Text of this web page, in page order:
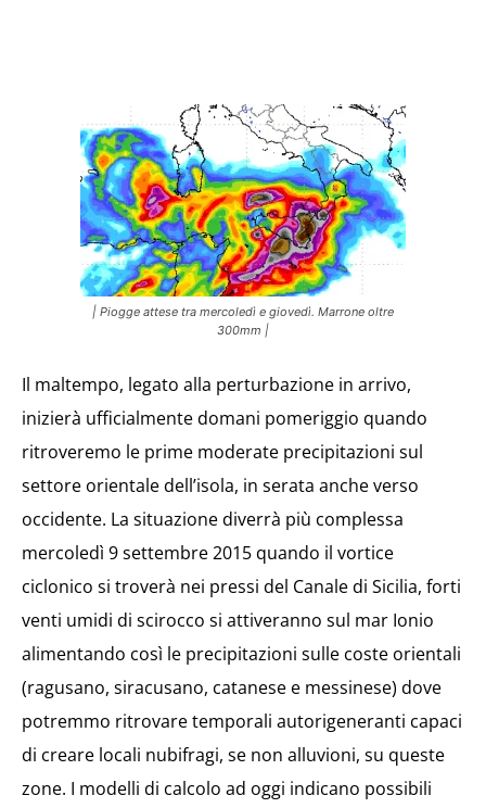
| Piogge attese tra mercoledì e giovedì. Marrone oltre
300mm |
Il maltempo, legato alla perturbazione in arrivo,
inizierà ufficialmente domani pomeriggio quando
ritroveremo le prime moderate precipitazioni sul
settore orientale dell’isola, in serata anche verso
occidente. La situazione diverrà più complessa
mercoledì 9 settembre 2015 quando il vortice
ciclonico si troverà nei pressi del Canale di Sicilia, forti
venti umidi di scirocco si attiveranno sul mar Ionio
alimentando così le precipitazioni sulle coste orientali
(ragusano, siracusano, catanese e messinese) dove
potremmo ritrovare temporali autorigeneranti capaci
di creare locali nubifragi, se non alluvioni, su queste
zone. I modelli di calcolo ad oggi indicano possibili